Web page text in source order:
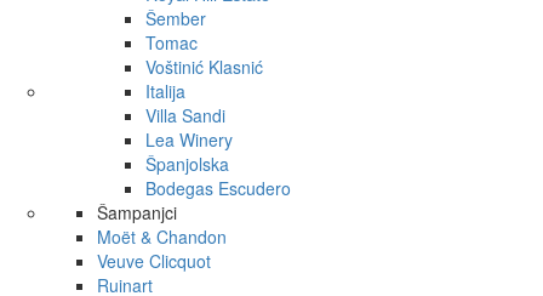
Šember
Tomac
Voštinić Klasnić
Italija
Villa Sandi
Lea Winery
Španjolska
Bodegas Escudero
Šampanjci
Moët & Chandon
Veuve Clicquot
Ruinart